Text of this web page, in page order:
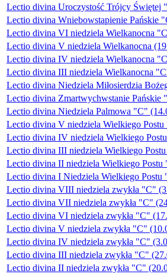
Lectio divina Uroczystość Trójcy Świętej
Lectio divina Wniebowstapienie Pańskie
Lectio divina VI niedziela Wielkanocna
Lectio divina V niedziela Wielkanocna
Lectio divina IV niedziela Wielkanocna
Lectio divina III niedziela Wielkanocna
Lectio divina Niedziela Miłosierdzia
Lectio divina Zmartwychwstanie Pańskie
Lectio divina Niedziela Palmowa "C"
Lectio divina V niedziela Wielkiego
Lectio divina IV niedziela Wielkiego
Lectio divina III niedziela Wielkiego
Lectio divina II niedziela Wielkiego
Lectio divina I Niedziela Wielkiego Postu
Lectio divina VIII niedziela zwykła "C"
Lectio divina VII niedziela zwykła "C"
Lectio divina VI niedziela zwykła "C"
Lectio divina V niedziela zwykła "C"
Lectio divina IV niedziela zwykła "C"
Lectio divina III niedziela zwykła "C"
Lectio divina II niedziela zwykła "C"